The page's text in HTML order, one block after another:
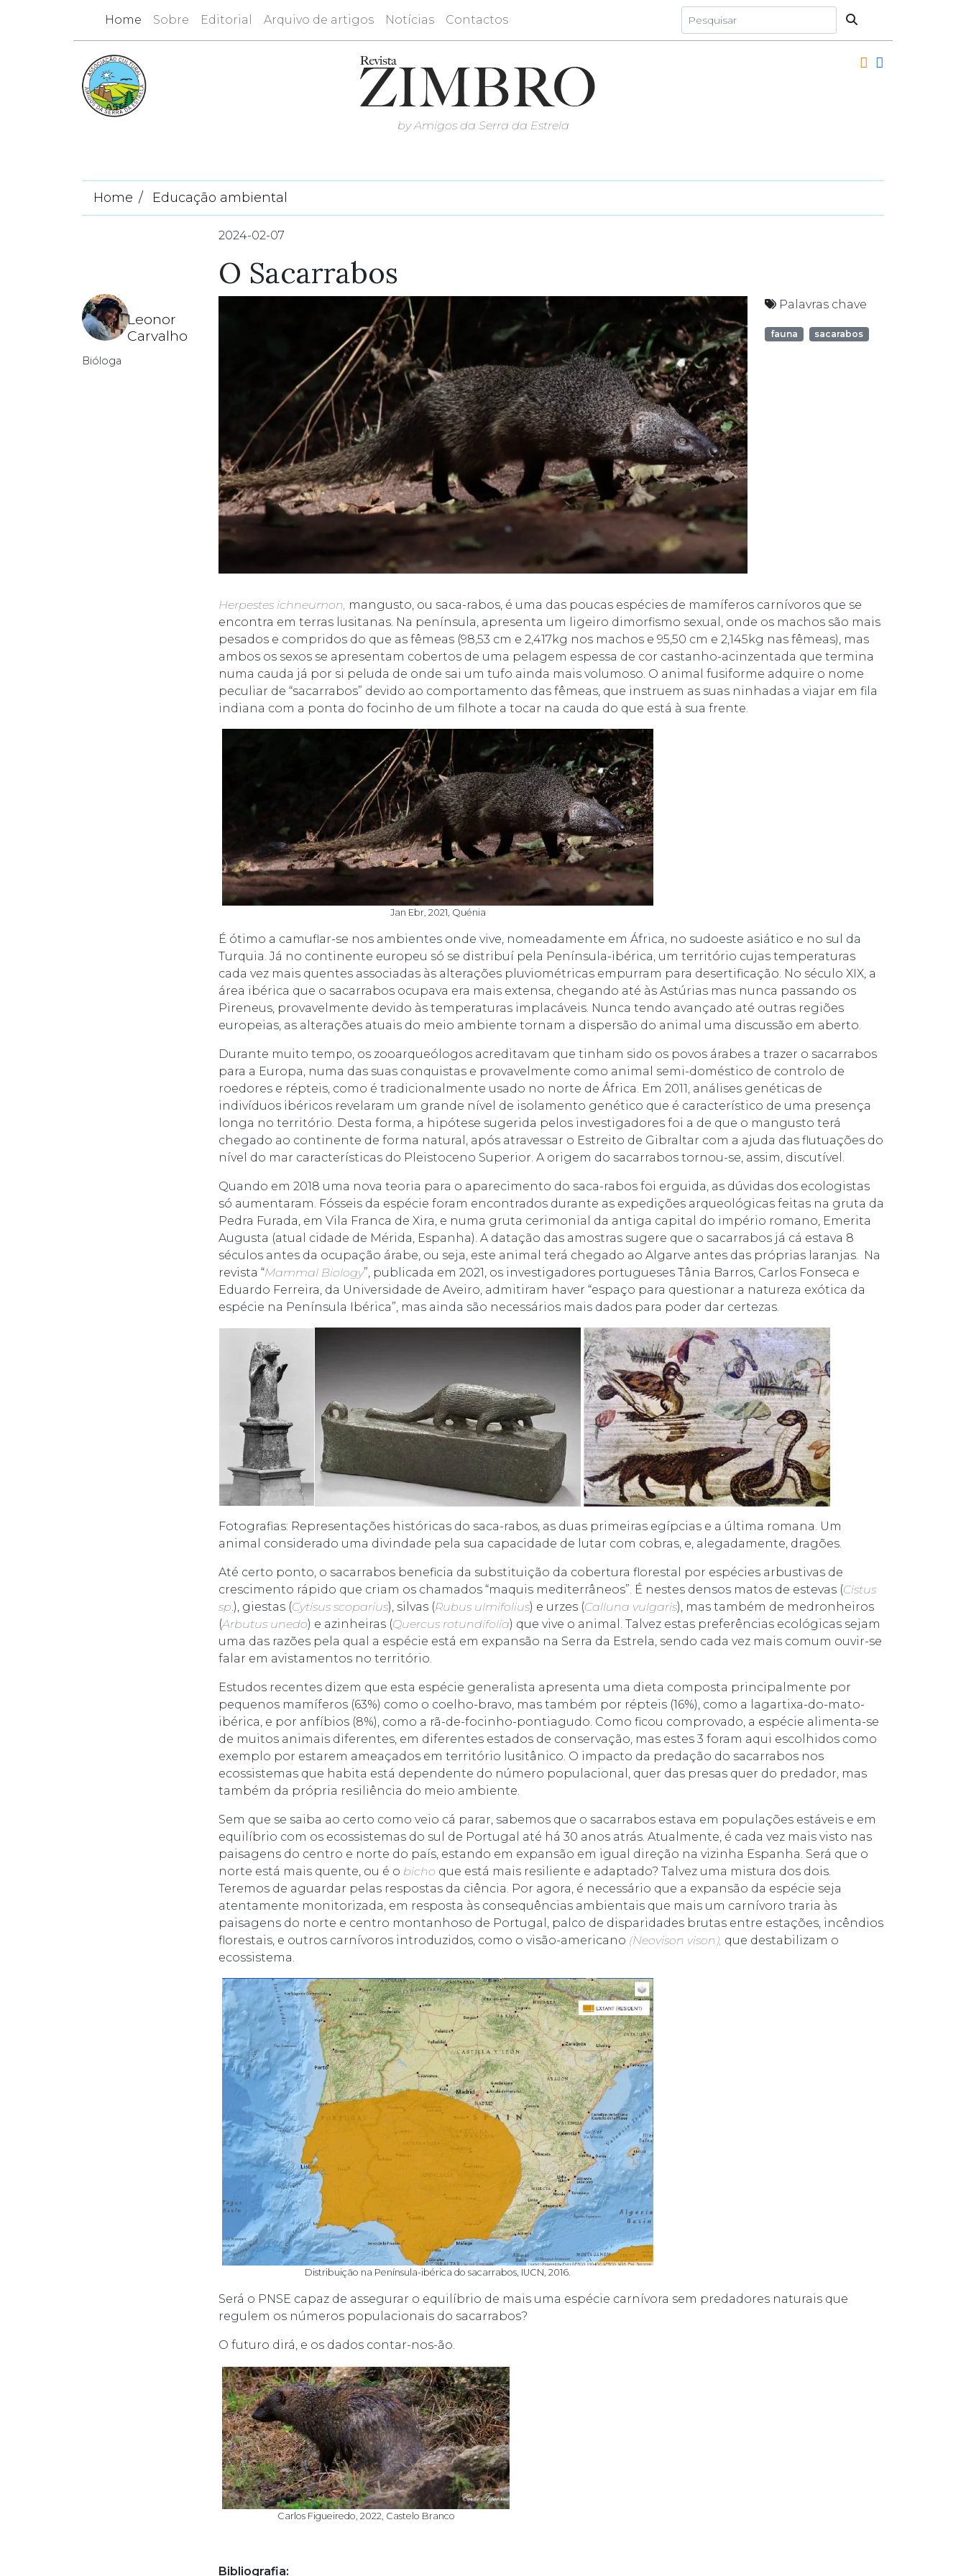
Home Sobre Editorial Arquivo de artigos Notícias Contactos
by Amigos da Serra da Estrela
Home Educação ambiental
Leonor
Carvalho
Bióloga
2024-02-07
O Sacarrabos
Palavras chave
fauna sacarabos
Herpestes ichneumon, mangusto, ou saca-rabos, é uma das poucas espécies de mamíferos carnívoros que se
encontra em terras lusitanas. Na península, apresenta um ligeiro dimorfismo sexual, onde os machos são mais
pesados e compridos do que as fêmeas (98,53 cm e 2,417kg nos machos e 95,50 cm e 2,145kg nas fêmeas), mas
ambos os sexos se apresentam cobertos de uma pelagem espessa de cor castanho-acinzentada que termina
numa cauda já por si peluda de onde sai um tufo ainda mais volumoso. O animal fusiforme adquire o nome
peculiar de “sacarrabos” devido ao comportamento das fêmeas, que instruem as suas ninhadas a viajar em fila
indiana com a ponta do focinho de um filhote a tocar na cauda do que está à sua frente.
Jan Ebr, 2021, Quénia
É ótimo a camuflar-se nos ambientes onde vive, nomeadamente em África, no sudoeste asiático e no sul da
Turquia. Já no continente europeu só se distribuí pela Península-ibérica, um território cujas temperaturas
cada vez mais quentes associadas às alterações pluviométricas empurram para desertificação. No século XIX, a
área ibérica que o sacarrabos ocupava era mais extensa, chegando até às Astúrias mas nunca passando os
Pireneus, provavelmente devido às temperaturas implacáveis. Nunca tendo avançado até outras regiões
europeias, as alterações atuais do meio ambiente tornam a dispersão do animal uma discussão em aberto.
Durante muito tempo, os zooarqueólogos acreditavam que tinham sido os povos árabes a trazer o sacarrabos
para a Europa, numa das suas conquistas e provavelmente como animal semi-doméstico de controlo de
roedores e répteis, como é tradicionalmente usado no norte de África. Em 2011, análises genéticas de
indivíduos ibéricos revelaram um grande nível de isolamento genético que é característico de uma presença
longa no território. Desta forma, a hipótese sugerida pelos investigadores foi a de que o mangusto terá
chegado ao continente de forma natural, após atravessar o Estreito de Gibraltar com a ajuda das flutuações do
nível do mar características do Pleistoceno Superior. A origem do sacarrabos tornou-se, assim, discutível.
Quando em 2018 uma nova teoria para o aparecimento do saca-rabos foi erguida, as dúvidas dos ecologistas
só aumentaram. Fósseis da espécie foram encontrados durante as expedições arqueológicas feitas na gruta da
Pedra Furada, em Vila Franca de Xira, e numa gruta cerimonial da antiga capital do império romano, Emerita
Augusta (atual cidade de Mérida, Espanha). A datação das amostras sugere que o sacarrabos já cá estava 8
séculos antes da ocupação árabe, ou seja, este animal terá chegado ao Algarve antes das próprias laranjas. Na
revista “Mammal Biology”, publicada em 2021, os investigadores portugueses Tânia Barros, Carlos Fonseca e
Eduardo Ferreira, da Universidade de Aveiro, admitiram haver “espaço para questionar a natureza exótica da
espécie na Península Ibérica”, mas ainda são necessários mais dados para poder dar certezas.
Fotografias: Representações históricas do saca-rabos, as duas primeiras egípcias e a última romana. Um
animal considerado uma divindade pela sua capacidade de lutar com cobras, e, alegadamente, dragões.
Até certo ponto, o sacarrabos beneficia da substituição da cobertura florestal por espécies arbustivas de
crescimento rápido que criam os chamados “maquis mediterrâneos”. É nestes densos matos de estevas (Cistus
sp.), giestas (Cytisus scoparius), silvas (Rubus ulmifolius) e urzes (Calluna vulgaris), mas também de medronheiros
(Arbutus unedo) e azinheiras (Quercus rotundifolia) que vive o animal. Talvez estas preferências ecológicas sejam
uma das razões pela qual a espécie está em expansão na Serra da Estrela, sendo cada vez mais comum ouvir-se
falar em avistamentos no território.
Estudos recentes dizem que esta espécie generalista apresenta uma dieta composta principalmente por
pequenos mamíferos (63%) como o coelho-bravo, mas também por répteis (16%), como a lagartixa-do-mato-
ibérica, e por anfíbios (8%), como a rã-de-focinho-pontiagudo. Como ficou comprovado, a espécie alimenta-se
de muitos animais diferentes, em diferentes estados de conservação, mas estes 3 foram aqui escolhidos como
exemplo por estarem ameaçados em território lusitânico. O impacto da predação do sacarrabos nos
ecossistemas que habita está dependente do número populacional, quer das presas quer do predador, mas
também da própria resiliência do meio ambiente.
Sem que se saiba ao certo como veio cá parar, sabemos que o sacarrabos estava em populações estáveis e em
equilíbrio com os ecossistemas do sul de Portugal até há 30 anos atrás. Atualmente, é cada vez mais visto nas
paisagens do centro e norte do país, estando em expansão em igual direção na vizinha Espanha. Será que o
norte está mais quente, ou é o bicho que está mais resiliente e adaptado? Talvez uma mistura dos dois.
Teremos de aguardar pelas respostas da ciência. Por agora, é necessário que a expansão da espécie seja
atentamente monitorizada, em resposta às consequências ambientais que mais um carnívoro traria às
paisagens do norte e centro montanhoso de Portugal, palco de disparidades brutas entre estações, incêndios
florestais, e outros carnívoros introduzidos, como o visão-americano (Neovison vison), que destabilizam o
ecossistema.
Distribuição na Península-ibérica do sacarrabos, IUCN, 2016.
Será o PNSE capaz de assegurar o equilíbrio de mais uma espécie carnívora sem predadores naturais que
regulem os números populacionais do sacarrabos?
O futuro dirá, e os dados contar-nos-ão.
Carlos Figueiredo, 2022, Castelo Branco
Bibliografia: